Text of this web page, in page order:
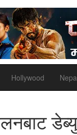
Hollywood
डेब्यु